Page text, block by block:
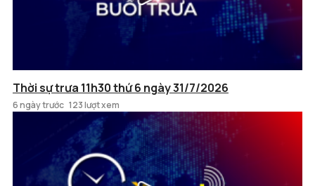
Thời sự trưa 11h30 thứ 6 ngày 31/7/2026
6 ngày trước 123 lượt xem